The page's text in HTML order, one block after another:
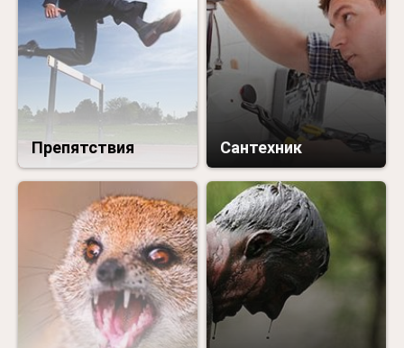
Препятствия Сантехник